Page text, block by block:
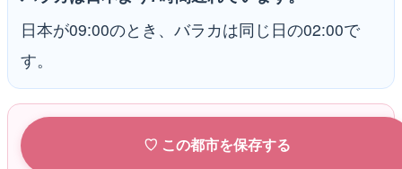
日本が09:00のとき、バラカは同じ日の02:00で
す。
♡ この都市を保存する